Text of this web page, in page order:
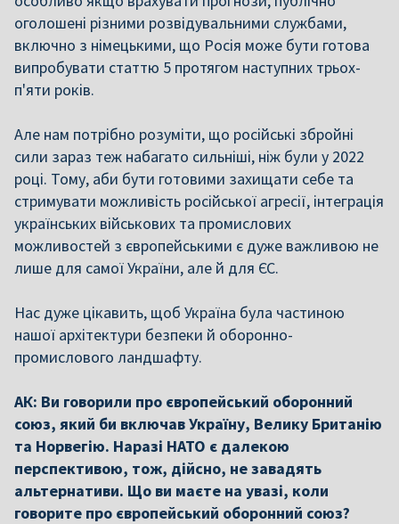
оголошені різними розвідувальними службами,
включно з німецькими, що Росія може бути готова
випробувати статтю 5 протягом наступних трьох-
п'яти років.
Але нам потрібно розуміти, що російські збройні
сили зараз теж набагато сильніші, ніж були у 2022
році. Тому, аби бути готовими захищати себе та
стримувати можливість російської агресії, інтеграція
українських військових та промислових
можливостей з європейськими є дуже важливою не
лише для самої України, але й для ЄС.
Нас дуже цікавить, щоб Україна була частиною
нашої архітектури безпеки й оборонно-
промислового ландшафту.
АК: Ви говорили про європейський оборонний
союз, який би включав Україну, Велику Британію
та Норвегію. Наразі НАТО є далекою
перспективою, тож, дійсно, не завадять
альтернативи. Що ви маєте на увазі, коли
говорите про європейський оборонний союз?